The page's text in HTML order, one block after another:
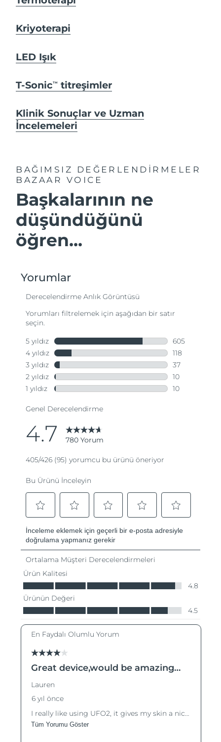
Kriyoterapi
LED Işık
T-SonicTM titreşimler
Klinik Sonuçlar ve Uzman
İncelemeleri
BAĞIMSIZ DEĞERLENDİRMELER
BAZAAR VOICE
Başkalarının ne
düşündüğünü
öğren...